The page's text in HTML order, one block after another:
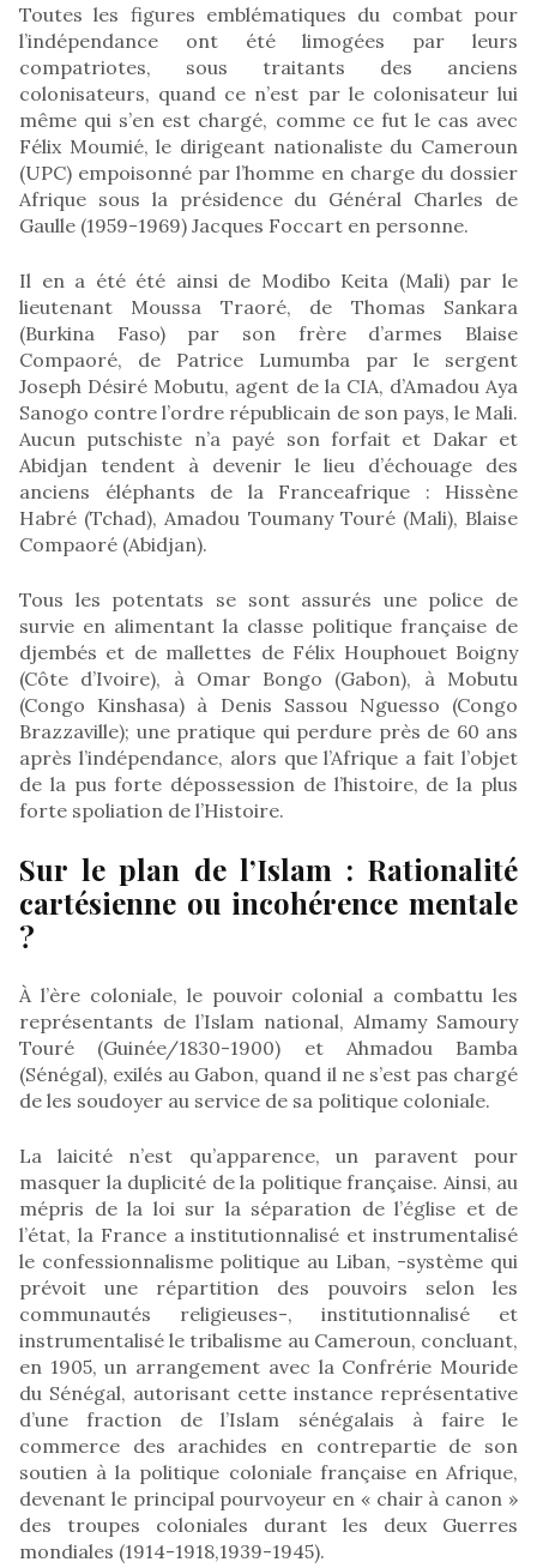
Toutes les figures emblématiques du combat pour
l’indépendance ont été limogées par leurs
compatriotes, sous traitants des anciens
colonisateurs, quand ce n’est par le colonisateur lui
même qui s’en est chargé, comme ce fut le cas avec
Félix Moumié, le dirigeant nationaliste du Cameroun
(UPC) empoisonné par l’homme en charge du dossier
Afrique sous la présidence du Général Charles de
Gaulle (1959-1969) Jacques Foccart en personne.
Il en a été été ainsi de Modibo Keita (Mali) par le
lieutenant Moussa Traoré, de Thomas Sankara
(Burkina Faso) par son frère d’armes Blaise
Compaoré, de Patrice Lumumba par le sergent
Joseph Désiré Mobutu, agent de la CIA, d’Amadou Aya
Sanogo contre l’ordre républicain de son pays, le Mali.
Aucun putschiste n’a payé son forfait et Dakar et
Abidjan tendent à devenir le lieu d’échouage des
anciens éléphants de la Franceafrique : Hissène
Habré (Tchad), Amadou Toumany Touré (Mali), Blaise
Compaoré (Abidjan).
Tous les potentats se sont assurés une police de
survie en alimentant la classe politique française de
djembés et de mallettes de Félix Houphouet Boigny
(Côte d’Ivoire), à Omar Bongo (Gabon), à Mobutu
(Congo Kinshasa) à Denis Sassou Nguesso (Congo
Brazzaville); une pratique qui perdure près de 60 ans
après l’indépendance, alors que l’Afrique a fait l’objet
de la pus forte dépossession de l’histoire, de la plus
forte spoliation de l’Histoire.
Sur le plan de l’Islam : Rationalité
cartésienne ou incohérence mentale
?
À l’ère coloniale, le pouvoir colonial a combattu les
représentants de l’Islam national, Almamy Samoury
Touré (Guinée/1830-1900) et Ahmadou Bamba
(Sénégal), exilés au Gabon, quand il ne s’est pas chargé
de les soudoyer au service de sa politique coloniale.
La laicité n’est qu’apparence, un paravent pour
masquer la duplicité de la politique française. Ainsi, au
mépris de la loi sur la séparation de l’église et de
l’état, la France a institutionnalisé et instrumentalisé
le confessionnalisme politique au Liban, -système qui
prévoit une répartition des pouvoirs selon les
communautés religieuses-, institutionnalisé et
instrumentalisé le tribalisme au Cameroun, concluant,
en 1905, un arrangement avec la Confrérie Mouride
du Sénégal, autorisant cette instance représentative
d’une fraction de l’Islam sénégalais à faire le
commerce des arachides en contrepartie de son
soutien à la politique coloniale française en Afrique,
devenant le principal pourvoyeur en « chair à canon »
des troupes coloniales durant les deux Guerres
mondiales (1914-1918,1939-1945).